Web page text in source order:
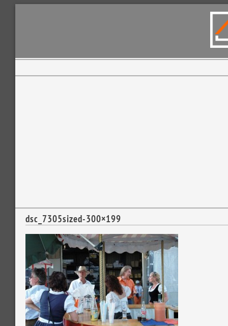
dsc_7305sized-300×199